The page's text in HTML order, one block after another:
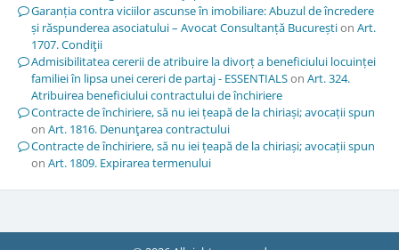
Garanția contra viciilor ascunse în imobiliare: Abuzul de încredere
și răspunderea asociatului – Avocat Consultanță Bucureștion Art.
1707. Condiţii
Admisibilitatea cererii de atribuire la divorț a beneficiului locuinței
familiei în lipsa unei cereri de partaj - ESSENTIALSon Art. 324.
Atribuirea beneficiului contractului de închiriere
Contracte de închiriere, să nu iei țeapă de la chiriași; avocații spun
on Art. 1816. Denunţarea contractului
Contracte de închiriere, să nu iei țeapă de la chiriași; avocații spun
on Art. 1809. Expirarea termenului